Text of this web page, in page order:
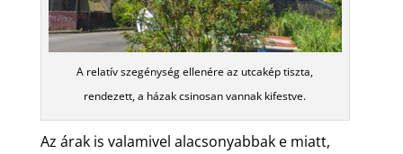
A relatív szegénység ellenére az utcakép tiszta,
rendezett, a házak csinosan vannak kifestve.
Az árak is valamivel alacsonyabbak e miatt,